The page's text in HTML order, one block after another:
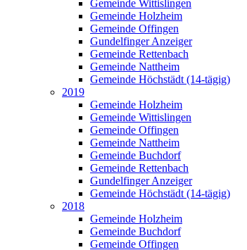
Gemeinde Wittislingen
Gemeinde Holzheim
Gemeinde Offingen
Gundelfinger Anzeiger
Gemeinde Rettenbach
Gemeinde Nattheim
Gemeinde Höchstädt (14-tägig)
2019
Gemeinde Holzheim
Gemeinde Wittislingen
Gemeinde Offingen
Gemeinde Nattheim
Gemeinde Buchdorf
Gemeinde Rettenbach
Gundelfinger Anzeiger
Gemeinde Höchstädt (14-tägig)
2018
Gemeinde Holzheim
Gemeinde Buchdorf
Gemeinde Offingen